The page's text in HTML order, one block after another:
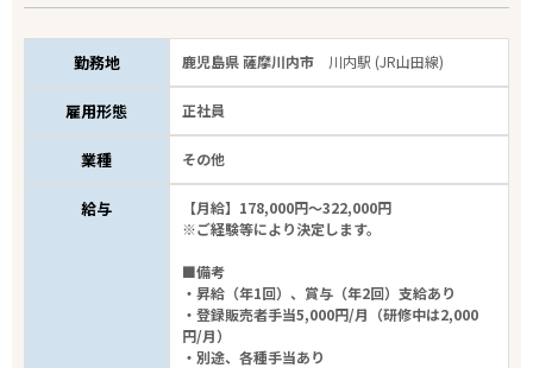
勤務地 鹿児島県 薩摩川内市 川内駅 (JR山田線)
雇用形態 正社員
業種 その他
給与
【月給】178,000円～322,000円
※ご経験等により決定します。
■備考
・昇給（年1回）、賞与（年2回）支給あり
・登録販売者手当5,000円/月（研修中は2,000
円/月）
・別途、各種手当あり